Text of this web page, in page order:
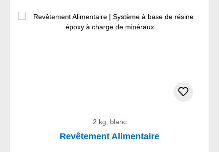
2 kg, blanc
Revêtement Alimentaire